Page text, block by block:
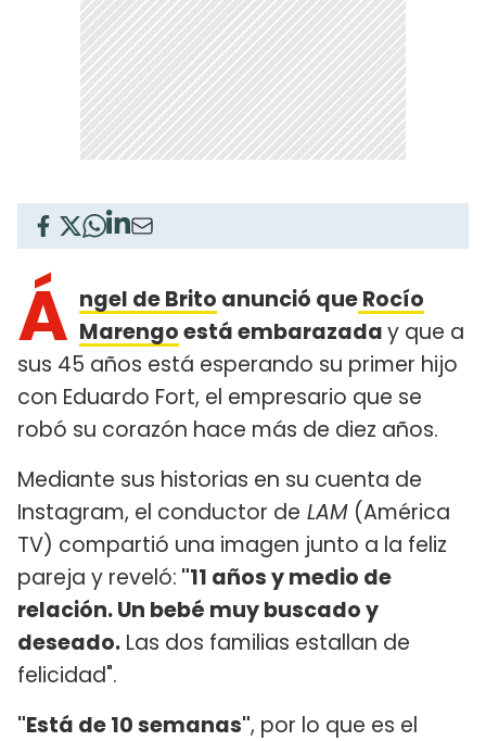
Á ngel de Brito anunció queRocío
Marengoestá embarazaday que a
sus 45 años está esperando su primer hijo
con Eduardo Fort, el empresario que se
robó su corazón hace más de diez años.
Mediante sus historias en su cuenta de
Instagram, el conductor de LAM (América
TV) compartió una imagen junto a la feliz
pareja y reveló: "11 años y medio de
relación. Un bebé muy buscado y
deseado. Las dos familias estallan de
felicidad".
"Está de 10 semanas", por lo que es el